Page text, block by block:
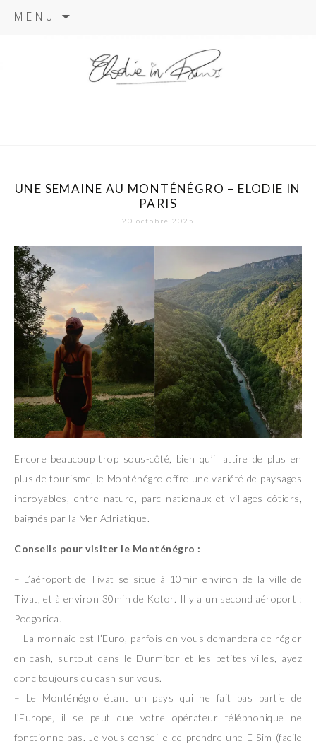
MENU
UNE SEMAINE AU MONTÉNÉGRO – ELODIE IN
PARIS
20 octobre 2025
Encore beaucoup trop sous-côté, bien qu’il attire de plus en
plus de tourisme, le Monténégro offre une variété de paysages
incroyables, entre nature, parc nationaux et villages côtiers,
baignés par la Mer Adriatique.
Conseils pour visiter le Monténégro :
– L’aéroport de Tivat se situe à 10min environ de la ville de
Tivat, et à environ 30min de Kotor. Il y a un second aéroport :
Podgorica.
– La monnaie est l’Euro, parfois on vous demandera de régler
en cash, surtout dans le Durmitor et les petites villes, ayez
donc toujours du cash sur vous.
– Le Monténégro étant un pays qui ne fait pas partie de
l’Europe, il se peut que votre opérateur téléphonique ne
fonctionne pas. Je vous conseille de prendre une E Sim (facile